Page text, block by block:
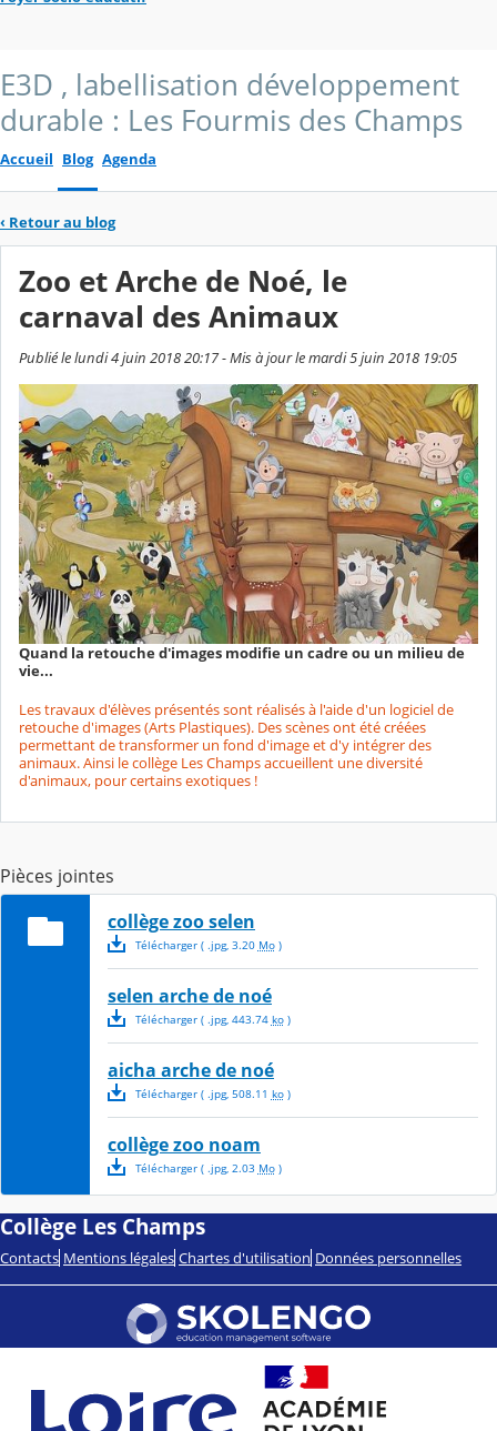
E3D , labellisation développement
durable : Les Fourmis des Champs
Accueil Blog Agenda
‹ Retour au blog
Zoo et Arche de Noé, le
carnaval des Animaux
Publié le lundi 4 juin 2018 20:17 - Mis à jour le mardi 5 juin 2018 19:05
Quand la retouche d'images modifie un cadre ou un milieu de
vie...
Les travaux d'élèves présentés sont réalisés à l'aide d'un logiciel de
retouche d'images (Arts Plastiques). Des scènes ont été créées
permettant de transformer un fond d'image et d'y intégrer des
animaux. Ainsi le collège Les Champs accueillent une diversité
d'animaux, pour certains exotiques !
Pièces jointes
collège zoo selen
Télécharger( .jpg, 3.20 Mo)
selen arche de noé
Télécharger( .jpg, 443.74 ko)
aicha arche de noé
Télécharger( .jpg, 508.11 ko)
collège zoo noam
Télécharger( .jpg, 2.03 Mo)
Collège Les Champs
Contacts Mentions légales Chartes d'utilisation Données personnelles